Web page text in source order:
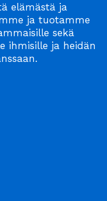
elämästä ja
ja tuotamme
sekä
ihmisille ja heidän